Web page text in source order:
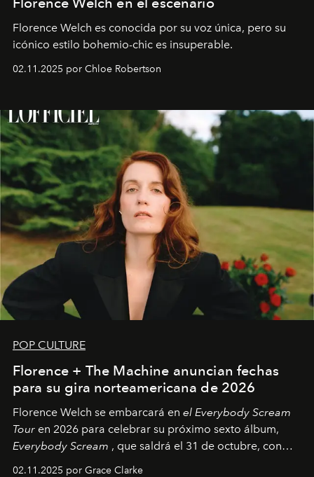
Florence Welch es conocida por su voz única, pero su
icónico estilo bohemio-chic es insuperable.
02.11.2025 por Chloe Robertson
POP CULTURE
Florence + The Machine anuncian fechas
para su gira norteamericana de 2026
Florence Welch se embarcará en el Everybody Scream
Tour en 2026 para celebrar su próximo sexto álbum,
Everybody Scream , que saldrá el 31 de octubre, con
02.11.2025 por Grace Clarke